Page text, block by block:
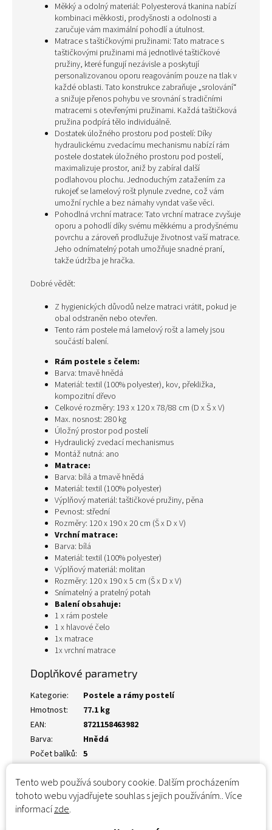
Tento web používá soubory cookie. Dalším procházením
tohoto webu vyjadřujete souhlas s jejich používáním.. Více
informacízde.
Měkký a odolný materiál: Polyesterová tkanina nabízí
kombinaci měkkosti, prodyšnosti a odolnosti a
zaručuje vám maximální pohodlí a útulnost.
Matrace s taštičkovými pružinami: Tato matrace s
taštičkovými pružinami má jednotlivé taštičkové
pružiny, které fungují nezávisle a poskytují
personalizovanou oporu reagováním pouze na tlak v
každé oblasti. Tato konstrukce zabraňuje „srolování“
a snižuje přenos pohybu ve srovnání s tradičními
matracemi s otevřenými pružinami. Každá taštičková
pružina podpírá tělo individuálně.
Dostatek úložného prostoru pod postelí: Díky
hydraulickému zvedacímu mechanismu nabízí rám
postele dostatek úložného prostoru pod postelí,
maximalizuje prostor, aniž by zabíral další
podlahovou plochu. Jednoduchým zatažením za
rukojeť se lamelový rošt plynule zvedne, což vám
umožní rychle a bez námahy vyndat vaše věci.
Pohodlná vrchní matrace: Tato vrchní matrace zvyšuje
oporu a pohodlí díky svému měkkému a prodyšnému
povrchu a zároveň prodlužuje životnost vaší matrace.
Jeho odnímatelný potah umožňuje snadné praní,
takže údržba je hračka.
Dobré vědět:
Z hygienických důvodů nelze matraci vrátit, pokud je
obal odstraněn nebo otevřen.
Tento rám postele má lamelový rošt a lamely jsou
součástí balení.
Rám postele s čelem:
Barva: tmavě hnědá
Materiál: textil (100% polyester), kov, překližka,
kompozitní dřevo
Celkové rozměry: 193 x 120 x 78/88 cm (D x Š x V)
Max. nosnost: 280 kg
Úložný prostor pod postelí
Hydraulický zvedací mechanismus
Montáž nutná: ano
Matrace:
Barva: bílá a tmavě hnědá
Materiál: textil (100% polyester)
Výplňový materiál: taštičkové pružiny, pěna
Pevnost: střední
Rozměry: 120 x 190 x 20 cm (Š x D x V)
Vrchní matrace:
Barva: bílá
Materiál: textil (100% polyester)
Výplňový materiál: molitan
Rozměry: 120 x 190 x 5 cm (Š x D x V)
Snímatelný a pratelný potah
Balení obsahuje:
1 x rám postele
1 x hlavové čelo
1x matrace
1x vrchní matrace
Doplňkové parametry
Kategorie:
Postele a rámy postelí
Hmotnost:
77.1 kg
EAN:
8721158463982
Barva:
Hnědá
Počet balíků: 5